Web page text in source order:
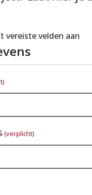
vereiste velden aan
(verplicht)